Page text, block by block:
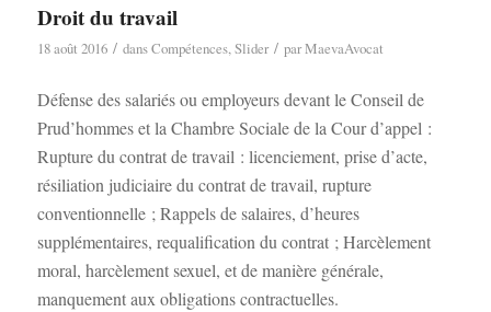
Droit du travail
18 août 2016 / dansCompétences,Slider / parMaevaAvocat
Défense des salariés ou employeurs devant le Conseil de
Prud’hommes et la Chambre Sociale de la Cour d’appel :
Rupture du contrat de travail : licenciement, prise d’acte,
résiliation judiciaire du contrat de travail, rupture
conventionnelle ; Rappels de salaires, d’heures
supplémentaires, requalification du contrat ; Harcèlement
moral, harcèlement sexuel, et de manière générale,
manquement aux obligations contractuelles.